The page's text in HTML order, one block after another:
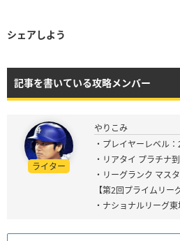
シェアしよう
記事を書いている攻略メンバー
ライター
やりこみ
・プレイヤーレベル
・リアタイ プラチナ
・リーグランク マス
【第2回プライムリーグ
・ナショナルリーグ